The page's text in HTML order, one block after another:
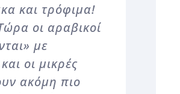
και τρόφιμα!
οι αραβικοί
με
οι μικρές
ακόμη πιο